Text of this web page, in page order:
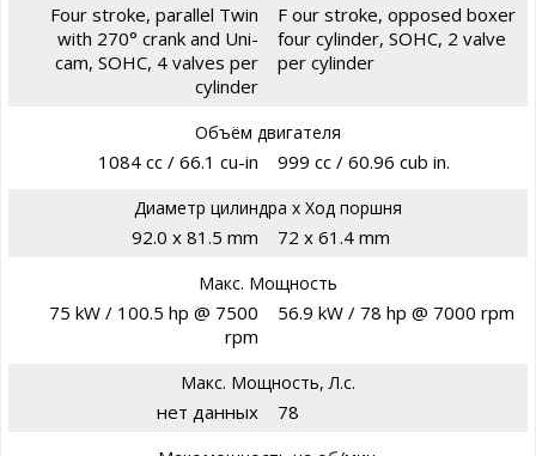
Four stroke, parallel Twin
with 270° crank and Uni-
cam, SOHC, 4 valves per
cylinder
F our stroke, opposed boxer
four cylinder, SOHC, 2 valve
per cylinder
Объём двигателя
1084 cc / 66.1 cu-in 999 cc / 60.96 cub in.
Диаметр цилиндра х Ход поршня
92.0 x 81.5 mm 72 x 61.4 mm
Макс. Мощность
75 kW / 100.5 hp @ 7500
rpm
56.9 kW / 78 hp @ 7000 rpm
Макс. Мощность, Л.с.
нет данных 78